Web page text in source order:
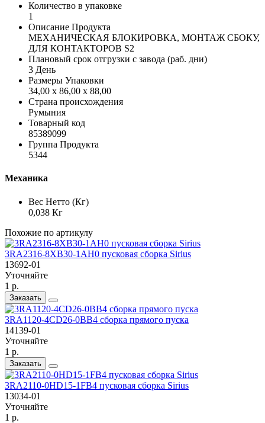
Количество в упаковке
1
Описание Продукта
МЕХАНИЧЕСКАЯ БЛОКИРОВКА, МОНТАЖ СБОКУ,
ДЛЯ КОНТАКТОРОВ S2
Плановый срок отгрузки с завода (раб. дни)
3 День
Размеры Упаковки
34,00 x 86,00 x 88,00
Страна происхождения
Румыния
Товарный код
85389099
Группа Продукта
5344
Механика
Вес Нетто (Кг)
0,038 Кг
Похожие по артикулу
3RA2316-8XB30-1AH0 пусковая сборка Sirius
13692-01
Уточняйте
1 р.
Заказать
3RA1120-4CD26-0BB4 сборка прямого пуска
14139-01
Уточняйте
1 р.
Заказать
3RA2110-0HD15-1FB4 пусковая сборка Sirius
13034-01
Уточняйте
1 р.